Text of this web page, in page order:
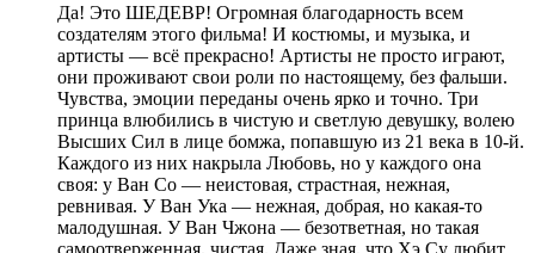
Да! Это ШЕДЕВР! Огромная благодарность всем
создателям этого фильма! И костюмы, и музыка, и
артисты — всё прекрасно! Артисты не просто играют,
они проживают свои роли по настоящему, без фальши.
Чувства, эмоции переданы очень ярко и точно. Три
принца влюбились в чистую и светлую девушку, волею
Высших Сил в лице бомжа, попавшую из 21 века в 10-й.
Каждого из них накрыла Любовь, но у каждого она
своя: у Ван Со — неистовая, страстная, нежная,
ревнивая. У Ван Ука — нежная, добрая, но какая-то
малодушная. У Ван Чжона — безответная, но такая
самоотверженная, чистая. Даже зная, что Хэ Су любит